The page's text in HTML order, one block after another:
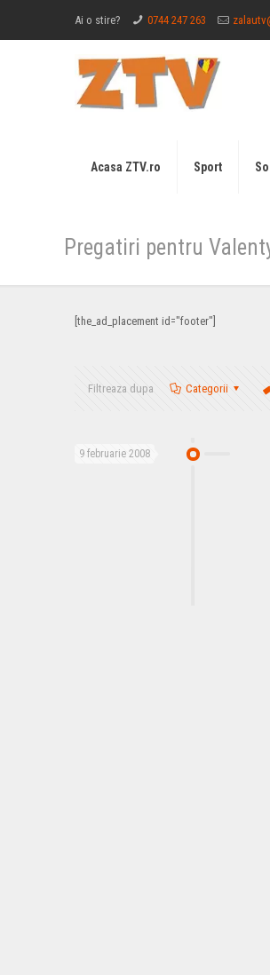
Ai o stire? 0744 247 263
Acasa ZTV.ro Sport
Pregatiri pentru
[the_ad_placement id="footer"]
Filtreaza dupa Categorii
9 februarie 2008